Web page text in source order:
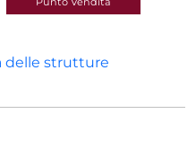
delle strutture